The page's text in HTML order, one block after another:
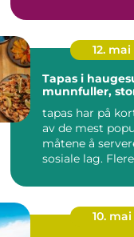
12. mai
Tapas i
munnfuller,
tapas har på
av de mest
måtene å
sosiale lag.
10. mai